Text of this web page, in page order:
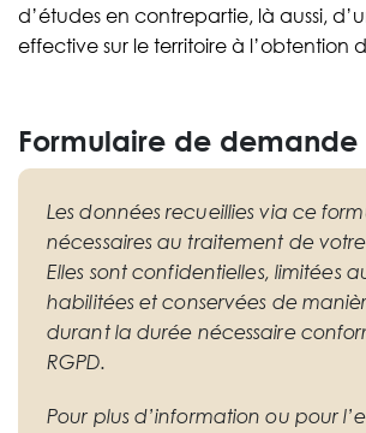
d’études en contrepartie, là aussi,
effective sur le territoire à l’obtention
Formulaire de demande
Les données recueillies via ce
nécessaires au traitement de
Elles sont confidentielles, limitées
habilitées et conservées de
durant la durée nécessaire
RGPD.
Pour plus d’information ou pour